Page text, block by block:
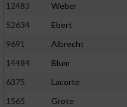
12483
Weber
52634
Ebert
9691
Albrecht
14484
Blum
6375
Lacorte
1565
Grote